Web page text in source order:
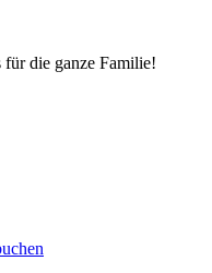
die ganze Familie!